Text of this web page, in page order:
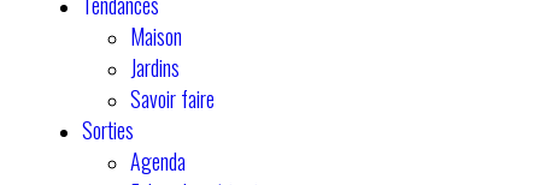
Maison
Jardins
Savoir faire
Sorties
Agenda